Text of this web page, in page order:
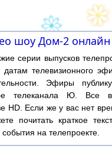
шоу Дом-2 онлайн
серии выпусков
телевизионного
Эфиры
телеканала Ю. Все
HD. Если же у вас нет
почитать краткое
на телепроекте.